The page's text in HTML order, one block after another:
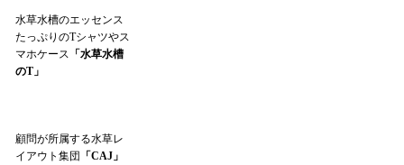
水草水槽のエッセンス
たっぷりのTシャツやス
マホケース 「水草水槽
のT」
顧問が所属する水草レ
イアウト集団
「CAJ」